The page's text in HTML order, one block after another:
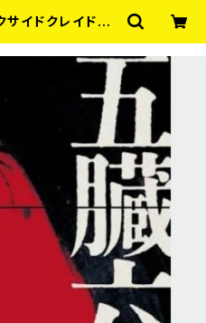
イドクレイドル